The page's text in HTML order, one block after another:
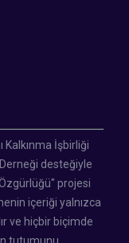
Kalkınma İşbirliği
desteğiyle
projesi
içeriği yalnızca
ve hiçbir biçimde